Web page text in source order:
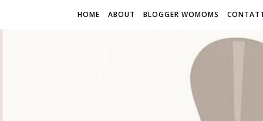
HOME ABOUT BLOGGER WOMOMS